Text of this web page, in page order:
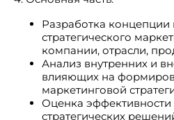
Разработка
стратегического
компании, отрасли,
Анализ внутренних и
влияющих на
маркетинговой
Оценка
стратегических